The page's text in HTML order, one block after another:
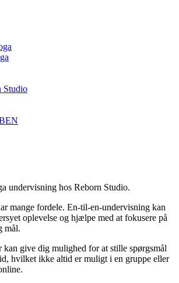
Studio
EN
undervisning hos Reborn Studio.
mange fordele. En-til-en-undervisning kan
oplevelse og hjælpe med at fokusere på
mål.
kan give dig mulighed for at stille spørgsmål
hvilket ikke altid er muligt i en gruppe eller